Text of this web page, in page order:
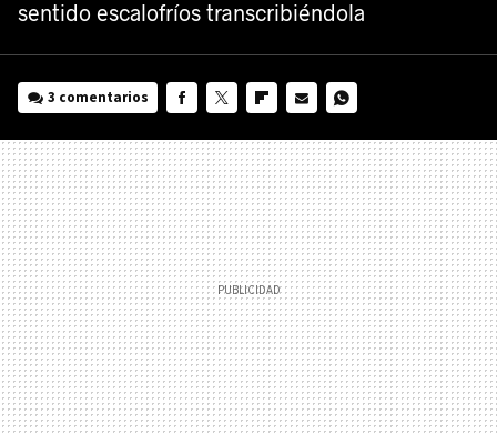
sentido escalofríos transcribiéndola
3 comentarios
MAIL